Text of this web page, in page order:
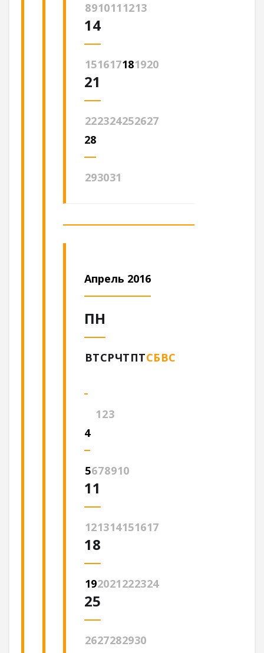
8910111213
14
151617181920
21
222324252627
28
293031
Апрель 2016
ПН
ВТСРЧТПТСБВС
123
4
5678910
11
121314151617
18
192021222324
25
2627282930